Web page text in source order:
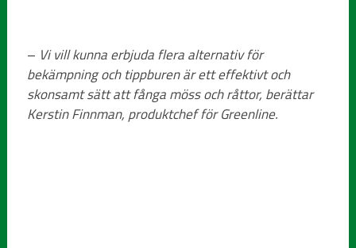
– Vi vill kunna erbjuda flera alternativ för
bekämpning och tippburen är ett effektivt och
skonsamt sätt att fånga möss och råttor, berättar
Kerstin Finnman, produktchef för Greenline.